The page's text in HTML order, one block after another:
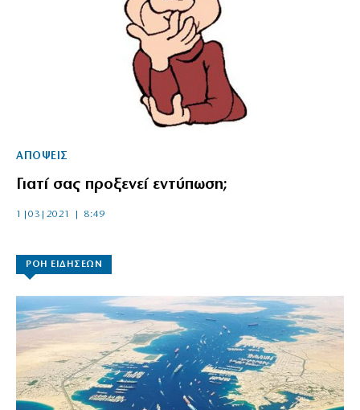
ΑΠΟΨΕΙΣ
Γιατί σας προξενεί εντύπωση;
1|03|2021 | 8:49
ΡΟΗ ΕΙΔΗΣΕΩΝ